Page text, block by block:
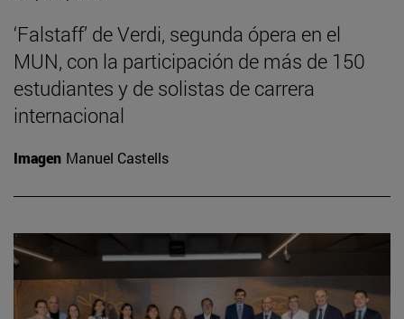
‘Falstaff’ de Verdi, segunda ópera en el
MUN, con la participación de más de 150
estudiantes y de solistas de carrera
internacional
Imagen Manuel Castells